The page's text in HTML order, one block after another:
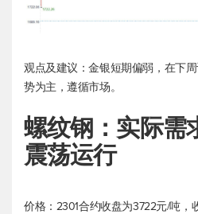
观点及建议：金银短期偏弱，在下
势为主，遵循市场。
螺纹钢：实际需
震荡运行
价格：2301合约收盘为3722元/吨，